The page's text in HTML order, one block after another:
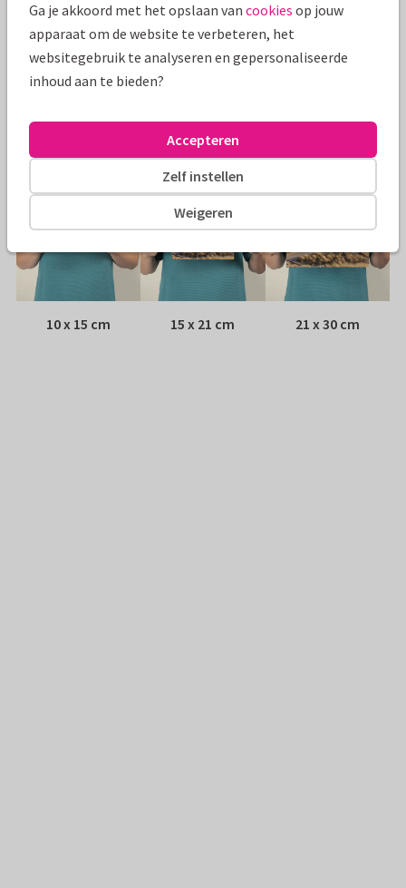
Papiersoort:
Geen, verzonden als ansichtkaart
Formaten
10 x 15 cm 15 x 21 cm 21 x 30 cm
Ga je akkoord met het opslaan van cookies op jouw
apparaat om de website te verbeteren, het
websitegebruik te analyseren en gepersonaliseerde
inhoud aan te bieden?
Weigeren
Zelf instellen
Accepteren